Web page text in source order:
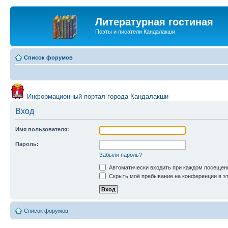
Литературная гостиная
Поэты и писатели Кандалакши
Список форумов
Информационный портал города Кандалакши
Вход
Имя пользователя:
Пароль:
Забыли пароль?
Автоматически входить при каждом
Скрыть моё пребывание на конференции в
Список форумов